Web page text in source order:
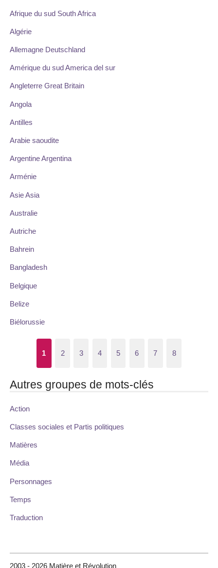
Afrique du sud South Africa
Algérie
Allemagne Deutschland
Amérique du sud America del sur
Angleterre Great Britain
Angola
Antilles
Arabie saoudite
Argentine Argentina
Arménie
Asie Asia
Australie
Autriche
Bahrein
Bangladesh
Belgique
Belize
Biélorussie
1 2 3 4 5 6 7 8
Autres groupes de mots-clés
Action
Classes sociales et Partis politiques
Matières
Média
Personnages
Temps
Traduction
2003 - 2026 Matière et Révolution